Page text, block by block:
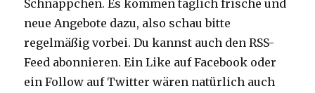
Schnäppchen. Es kommen täglich frische und
neue Angebote dazu, also schau bitte
regelmäßig vorbei. Du kannst auch den RSS-
Feed abonnieren. Ein Like auf Facebook oder
ein Follow auf Twitter wären natürlich auch